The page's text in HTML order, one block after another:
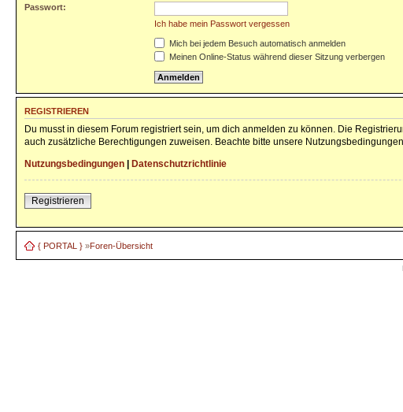
Passwort:
Ich habe mein Passwort vergessen
Mich bei jedem Besuch automatisch anmelden
Meinen Online-Status während dieser Sitzung verbergen
REGISTRIEREN
Du musst in diesem Forum registriert sein, um dich anmelden zu können. Die
auch zusätzliche Berechtigungen zuweisen. Beachte bitte unsere
Nutzungsbedingungen
Datenschutzrichtlinie
Registrieren
{ PORTAL } »Foren-Übersicht